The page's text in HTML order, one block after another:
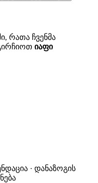
რათა ჩვენმა
იაფი
· დანაზოგის